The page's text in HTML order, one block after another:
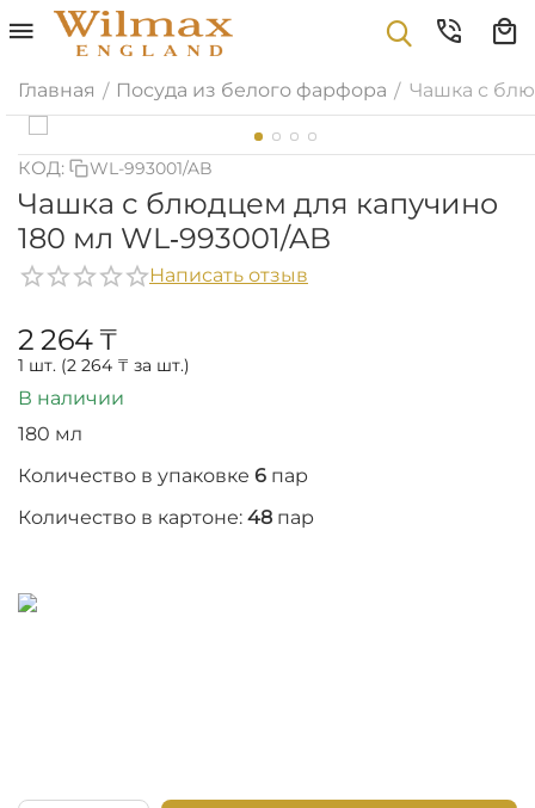
Главная / Посуда из белого фарфора / Чашка с
КОД: WL-993001/AB
Чашка с блюдцем для капучино
180 мл WL‑993001/AB
Написать отзыв
2 264 ₸
1 шт. (2 264 ₸ за шт.)
В наличии
180 мл
Количество в упаковке 6 пар
Количество в картоне: 48 пар